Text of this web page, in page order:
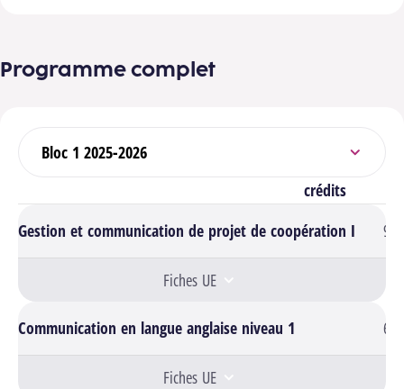
Programme complet
Sélectionner un bloc
crédits
Gestion et communication de projet de coopération I
9
Fiches UE
Communication en langue anglaise niveau 1 6
Fiches UE